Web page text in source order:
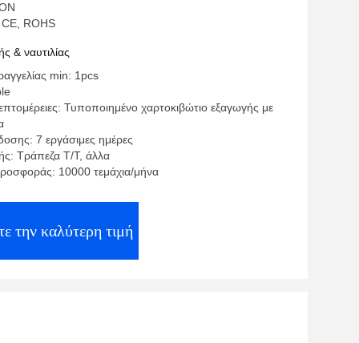
ROHS
& ναυτιλίας
min: 1pcs
Τυποποιημένο χαρτοκιβώτιο εξαγωγής με
7 εργάσιμες ημέρες
Τράπεζα T/T, άλλα
10000 τεμάχια/μήνα
την καλύτερη τιμή